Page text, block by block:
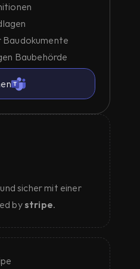
Baudokumente
Baubehörde
sicher mit einer
by stripe.